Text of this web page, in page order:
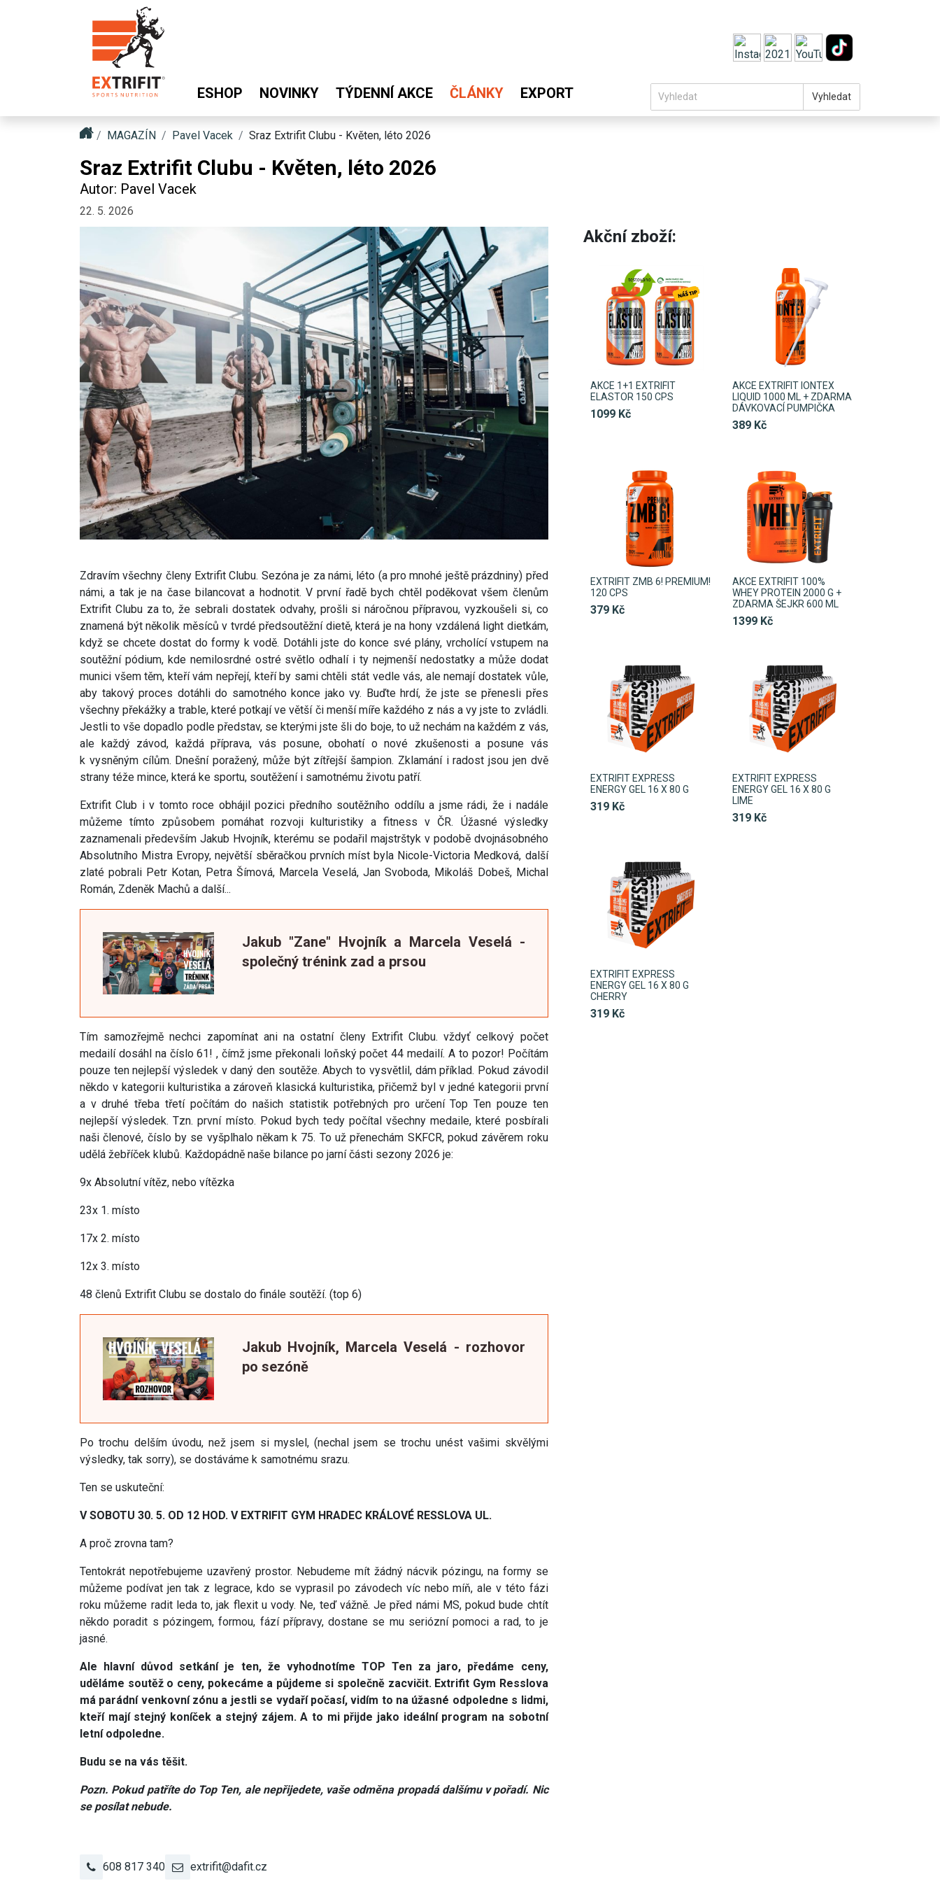
ESHOP NOVINKY TÝDENNÍ AKCE ČLÁNKY EXPORT Vyhledat
MAGAZÍN Pavel Vacek Sraz Extrifit Clubu - Květen, léto 2026
Sraz Extrifit Clubu - Květen, léto 2026
Autor: Pavel Vacek
22. 5. 2026
Zdravím všechny členy Extrifit Clubu. Sezóna je za námi, léto (a pro mnohé ještě prázdniny) před
námi, a tak je na čase bilancovat a hodnotit. V první řadě bych chtěl poděkovat všem členům
Extrifit Clubu za to, že sebrali dostatek odvahy, prošli si náročnou přípravou, vyzkoušeli si, co
znamená být několik měsíců v tvrdé předsoutěžní dietě, která je na hony vzdálená light dietkám,
když se chcete dostat do formy k vodě. Dotáhli jste do konce své plány, vrcholící vstupem na
soutěžní pódium, kde nemilosrdné ostré světlo odhalí i ty nejmenší nedostatky a může dodat
munici všem těm, kteří vám nepřejí, kteří by sami chtěli stát vedle vás, ale nemají dostatek vůle,
aby takový proces dotáhli do samotného konce jako vy. Buďte hrdí, že jste se přenesli přes
všechny překážky a trable, které potkají ve větší či menší míře každého z nás a vy jste to zvládli.
Jestli to vše dopadlo podle představ, se kterými jste šli do boje, to už nechám na každém z vás,
ale každý závod, každá příprava, vás posune, obohatí o nové zkušenosti a posune vás
k vysněným cílům. Dnešní poražený, může být zítřejší šampion. Zklamání i radost jsou jen dvě
strany téže mince, která ke sportu, soutěžení i samotnému životu patří.
Extrifit Club i v tomto roce obhájil pozici předního soutěžního oddílu a jsme rádi, že i nadále
můžeme tímto způsobem pomáhat rozvoji kulturistiky a fitness v ČR. Úžasné výsledky
zaznamenali především Jakub Hvojník, kterému se podařil majstrštyk v podobě dvojnásobného
Absolutního Mistra Evropy, největší sběračkou prvních míst byla Nicole-Victoria Medková, další
zlaté pobrali Petr Kotan, Petra Šímová, Marcela Veselá, Jan Svoboda, Mikoláš Dobeš, Michal
Román, Zdeněk Machů a další...
Jakub "Zane" Hvojník a Marcela Veselá -
společný trénink zad a prsou
Tím samozřejmě nechci zapomínat ani na ostatní členy Extrifit Clubu. vždyť celkový počet
medailí dosáhl na číslo 61! , čímž jsme překonali loňský počet 44 medailí. A to pozor! Počítám
pouze ten nejlepší výsledek v daný den soutěže. Abych to vysvětlil, dám příklad. Pokud závodil
někdo v kategorii kulturistika a zároveň klasická kulturistika, přičemž byl v jedné kategorii první
a v druhé třeba třetí počítám do našich statistik potřebných pro určení Top Ten pouze ten
nejlepší výsledek. Tzn. první místo. Pokud bych tedy počítal všechny medaile, které posbírali
naši členové, číslo by se vyšplhalo někam k 75. To už přenechám SKFCR, pokud závěrem roku
udělá žebříček klubů. Každopádně naše bilance po jarní části sezony 2026 je:
9x Absolutní vítěz, nebo vítězka
23x 1. místo
17x 2. místo
12x 3. místo
48 členů Extrifit Clubu se dostalo do finále soutěží. (top 6)
Jakub Hvojník, Marcela Veselá - rozhovor
po sezóně
Po trochu delším úvodu, než jsem si myslel, (nechal jsem se trochu unést vašimi skvělými
výsledky, tak sorry), se dostáváme k samotnému srazu.
Ten se uskuteční:
V SOBOTU 30. 5. OD 12 HOD. V EXTRIFIT GYM HRADEC KRÁLOVÉ RESSLOVA UL.
A proč zrovna tam?
Tentokrát nepotřebujeme uzavřený prostor. Nebudeme mít žádný nácvik pózingu, na formy se
můžeme podívat jen tak z legrace, kdo se vyprasil po závodech víc nebo míň, ale v této fázi
roku můžeme radit leda to, jak flexit u vody. Ne, teď vážně. Je před námi MS, pokud bude chtít
někdo poradit s pózingem, formou, fází přípravy, dostane se mu seriózní pomoci a rad, to je
jasné.
Ale hlavní důvod setkání je ten, že vyhodnotíme TOP Ten za jaro, předáme ceny,
uděláme soutěž o ceny, pokecáme a půjdeme si společně zacvičit. Extrifit Gym Resslova
má parádní venkovní zónu a jestli se vydaří počasí, vidím to na úžasné odpoledne s lidmi,
kteří mají stejný koníček a stejný zájem. A to mi přijde jako ideální program na sobotní
letní odpoledne.
Budu se na vás těšit.
Pozn. Pokud patříte do Top Ten, ale nepřijedete, vaše odměna propadá dalšímu v pořadí. Nic
se posílat nebude.
Akční zboží:
AKCE 1+1 EXTRIFIT
ELASTOR 150 CPS
1099 Kč
AKCE EXTRIFIT IONTEX
LIQUID 1000 ML + ZDARMA
DÁVKOVACÍ PUMPIČKA
389 Kč
EXTRIFIT ZMB 6! PREMIUM!
120 CPS
379 Kč
AKCE EXTRIFIT 100%
WHEY PROTEIN 2000 G +
ZDARMA ŠEJKR 600 ML
1399 Kč
EXTRIFIT EXPRESS
ENERGY GEL 16 X 80 G
319 Kč
EXTRIFIT EXPRESS
ENERGY GEL 16 X 80 G
LIME
319 Kč
EXTRIFIT EXPRESS
ENERGY GEL 16 X 80 G
CHERRY
319 Kč
608 817 340 extrifit@dafit.cz